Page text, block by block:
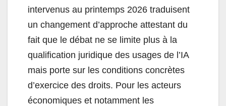
intervenus au printemps 2026 traduisent
un changement d’approche attestant du
fait que le débat ne se limite plus à la
qualification juridique des usages de l’IA
mais porte sur les conditions concrètes
d’exercice des droits. Pour les acteurs
économiques et notamment les